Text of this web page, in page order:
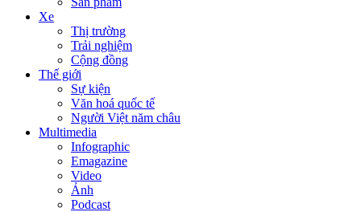
Xe
Thị trường
Trải nghiệm
Cộng đồng
Thế giới
Sự kiện
Văn hoá quốc tế
Người Việt năm châu
Multimedia
Infographic
Emagazine
Video
Ảnh
Podcast